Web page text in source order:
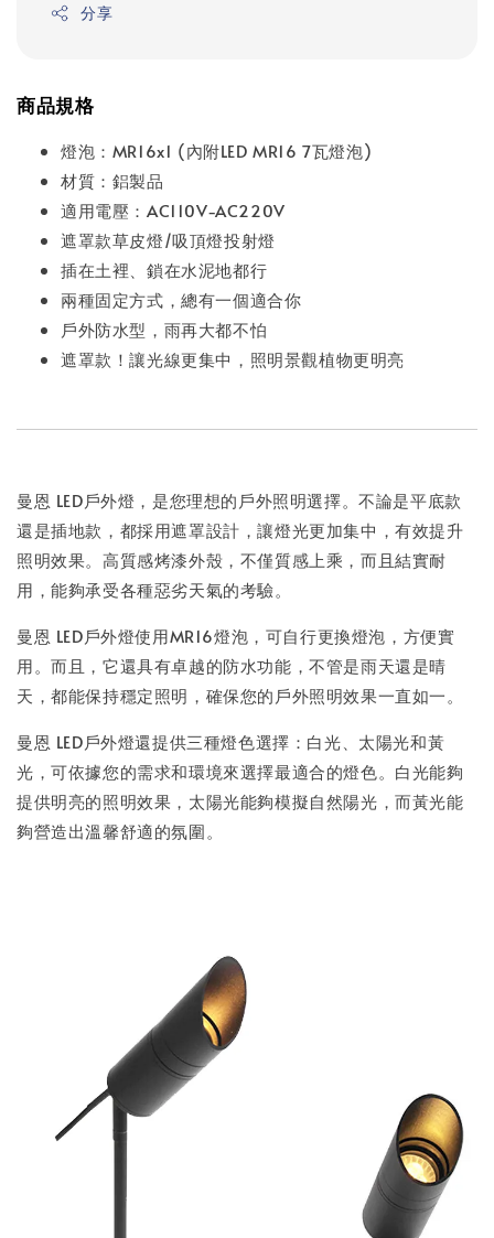
分享
商品規格
燈泡：MR16x1 (內附LED MR16 7瓦燈泡)
材質：鋁製品
適用電壓：AC110V-AC220V
遮罩款草皮燈/吸頂燈投射燈
插在土裡、鎖在水泥地都行
兩種固定方式，總有一個適合你
戶外防水型，雨再大都不怕
遮罩款！讓光線更集中，照明景觀植物更明亮
曼恩 LED戶外燈，是您理想的戶外照明選擇。不論是平底款
還是插地款，都採用遮罩設計，讓燈光更加集中，有效提升
照明效果。高質感烤漆外殼，不僅質感上乘，而且結實耐
用，能夠承受各種惡劣天氣的考驗。
曼恩 LED戶外燈使用MR16燈泡，可自行更換燈泡，方便實
用。而且，它還具有卓越的防水功能，不管是雨天還是晴
天，都能保持穩定照明，確保您的戶外照明效果一直如一。
曼恩 LED戶外燈還提供三種燈色選擇：白光、太陽光和黃
光，可依據您的需求和環境來選擇最適合的燈色。白光能夠
提供明亮的照明效果，太陽光能夠模擬自然陽光，而黃光能
夠營造出溫馨舒適的氛圍。